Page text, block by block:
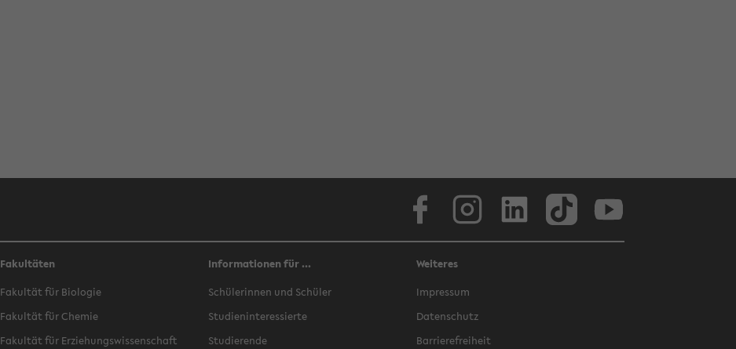
Fakultäten
Fakultät für Biologie
Fakultät für Chemie
Fakultät für Erziehungswissenschaft
Informationen für ...
Schülerinnen und Schüler
Studieninteressierte
Studierende
Weiteres
Impressum
Datenschutz
Barrierefreiheit